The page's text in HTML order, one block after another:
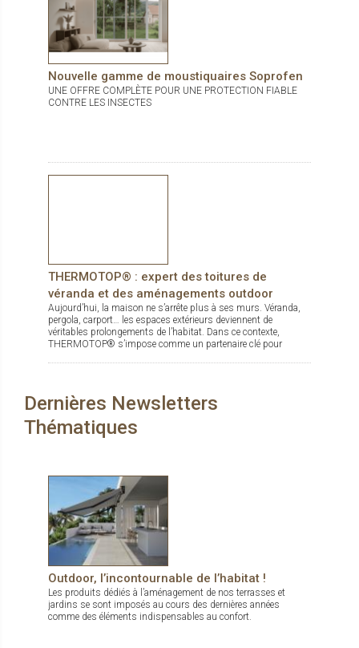
Nouvelle gamme de moustiquaires Soprofen
UNE OFFRE COMPLÈTE POUR UNE PROTECTION FIABLE
CONTRE LES INSECTES
THERMOTOP® : expert des toitures de
véranda et des aménagements outdoor
Aujourd’hui, la maison ne s’arrête plus à ses murs. Véranda,
pergola, carport… les espaces extérieurs deviennent de
véritables prolongements de l’habitat. Dans ce contexte,
THERMOTOP® s’impose comme un partenaire clé pour
Dernières Newsletters
Thématiques
Outdoor, l’incontournable de l’habitat !
Les produits dédiés à l’aménagement de nos terrasses et
jardins se sont imposés au cours des dernières années
comme des éléments indispensables au confort.